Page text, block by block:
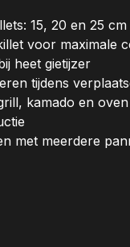
15, 20 en 25 cm
voor maximale
heet gietijzer
tijdens
kamado en oven
met meerdere